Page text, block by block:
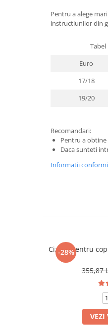
Pentru a alege
instructiunilor din
Tabel
Euro
17/18
19/20
Recomandari:
Pentru a
Daca sunteti
Informatii
-28%
Cizme pentru
355,87
VEZI